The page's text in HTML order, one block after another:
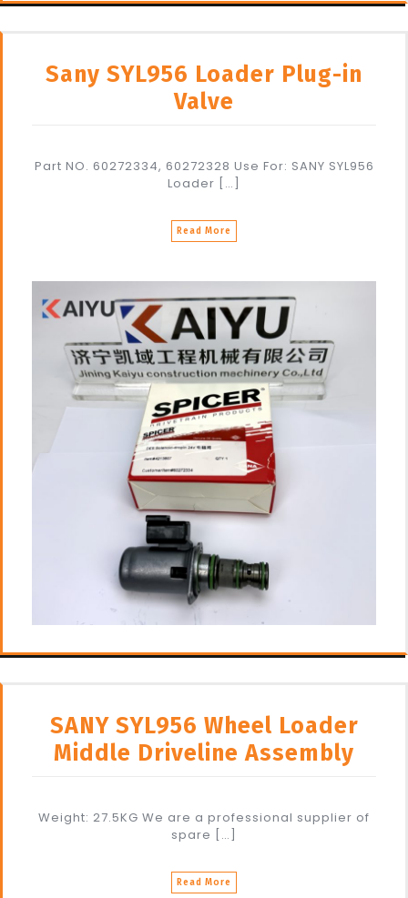
Sany SYL956 Loader Plug-in
Valve
Part NO. 60272334, 60272328 Use For: SANY SYL956
Loader […]
Read More
SANY SYL956 Wheel Loader
Middle Driveline Assembly
Weight: 27.5KG We are a professional supplier of
spare […]
Read More